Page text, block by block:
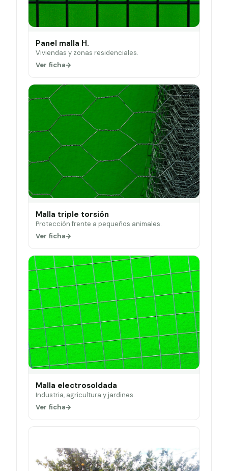
Panel malla H.
Viviendas y zonas residenciales.
Ver ficha
Malla triple torsión
Protección frente a pequeños animales.
Ver ficha
Malla electrosoldada
Industria, agricultura y jardines.
Ver ficha